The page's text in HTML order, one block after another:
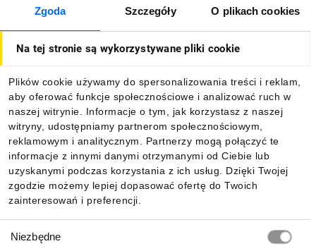
Zgoda Szczegóły O plikach cookies
Na tej stronie są wykorzystywane pliki cookie
Plików cookie używamy do spersonalizowania treści i reklam,
aby oferować funkcje społecznościowe i analizować ruch w
naszej witrynie. Informacje o tym, jak korzystasz z naszej
witryny, udostępniamy partnerom społecznościowym,
reklamowym i analitycznym. Partnerzy mogą połączyć te
informacje z innymi danymi otrzymanymi od Ciebie lub
uzyskanymi podczas korzystania z ich usług. Dzięki Twojej
zgodzie możemy lepiej dopasować ofertę do Twoich
zainteresowań i preferencji.
zgody
Niezbędne
O firmie
Informacje
Pobierz naszą aplikację mobilną: